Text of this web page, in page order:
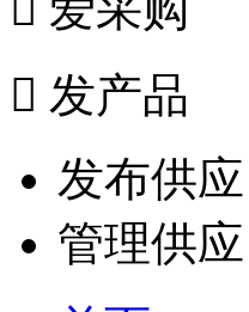
 发产品
发布供应
管理供应